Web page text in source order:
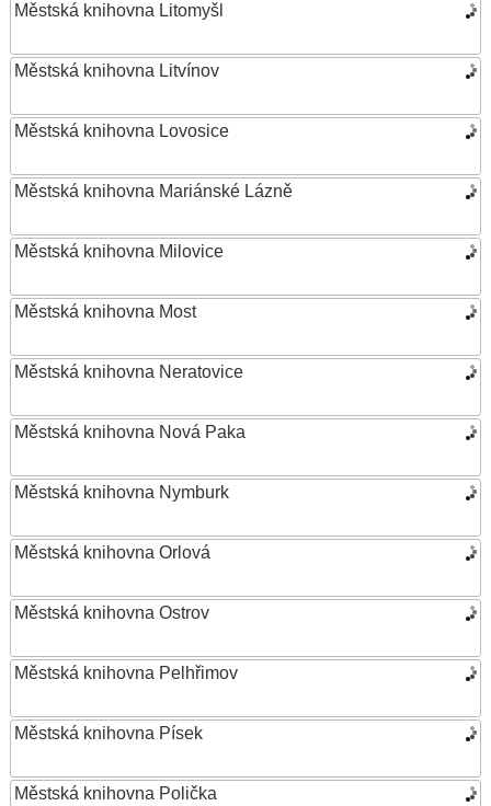
Městská knihovna Litomyšl
Městská knihovna Litvínov
Městská knihovna Lovosice
Městská knihovna Mariánské Lázně
Městská knihovna Milovice
Městská knihovna Most
Městská knihovna Neratovice
Městská knihovna Nová Paka
Městská knihovna Nymburk
Městská knihovna Orlová
Městská knihovna Ostrov
Městská knihovna Pelhřimov
Městská knihovna Písek
Městská knihovna Polička